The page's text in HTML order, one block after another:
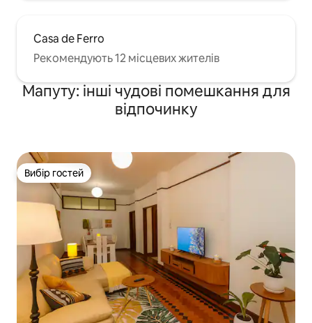
Casa de Ferro
Рекомендують 12 місцевих жителів
Мапуту: інші чудові помешкання для
відпочинку
Вибір гостей
Вибір гостей